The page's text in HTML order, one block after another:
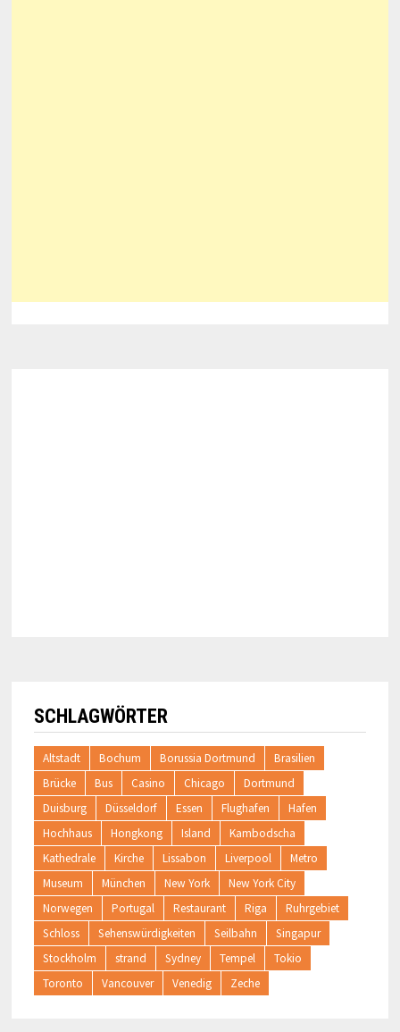
SCHLAGWÖRTER
Altstadt Bochum Borussia Dortmund
Brasilien
Brücke
Bus Casino Chicago
Dortmund
Duisburg
Düsseldorf Essen Flughafen
Hafen
Hochhaus
Hongkong Island
Kambodscha
Kathedrale
Kirche Lissabon Liverpool
Metro
Museum
München New York
New York City
Norwegen
Portugal Restaurant Riga
Ruhrgebiet
Schloss
Sehenswürdigkeiten Seilbahn
Singapur
Stockholm
strand Sydney Tempel
Tokio
Toronto
Vancouver Venedig Zeche